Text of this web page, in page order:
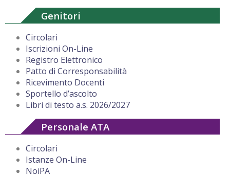
Genitori
Circolari
Iscrizioni On-Line
Registro Elettronico
Patto di Corresponsabilità
Ricevimento Docenti
Sportello d’ascolto
Libri di testo a.s. 2026/2027
Personale ATA
Circolari
Istanze On-Line
NoiPA